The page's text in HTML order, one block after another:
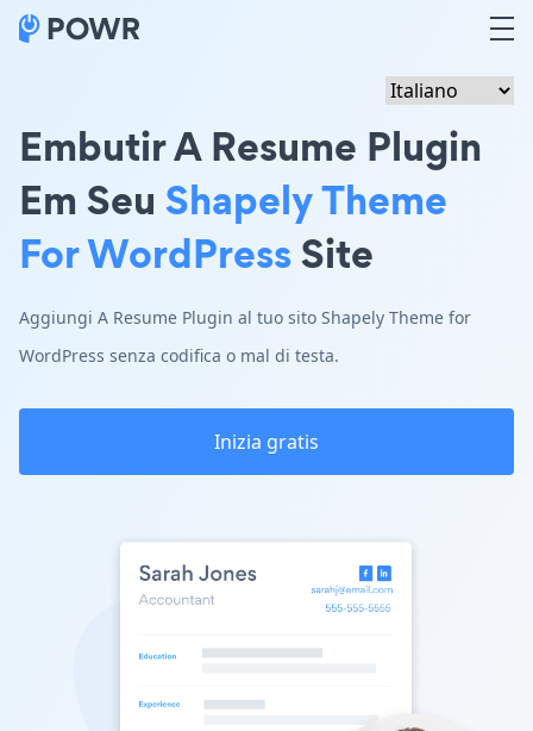
Embutir A Resume Plugin
Em Seu Shapely Theme
For WordPressSite
Aggiungi A Resume Plugin al tuo sito Shapely Theme for
WordPress senza codifica o mal di testa.
Inizia gratis